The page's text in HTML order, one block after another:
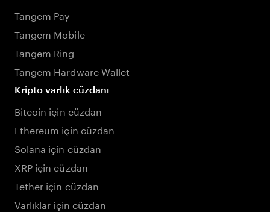
Tangem Pay
Tangem Mobile
Tangem Ring
Tangem Hardware Wallet
Kripto varlık cüzdanı
Bitcoin için cüzdan
Ethereum için cüzdan
Solana için cüzdan
XRP için cüzdan
Tether için cüzdan
Varlıklar için cüzdan